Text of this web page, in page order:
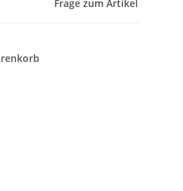
Frage zum Artikel